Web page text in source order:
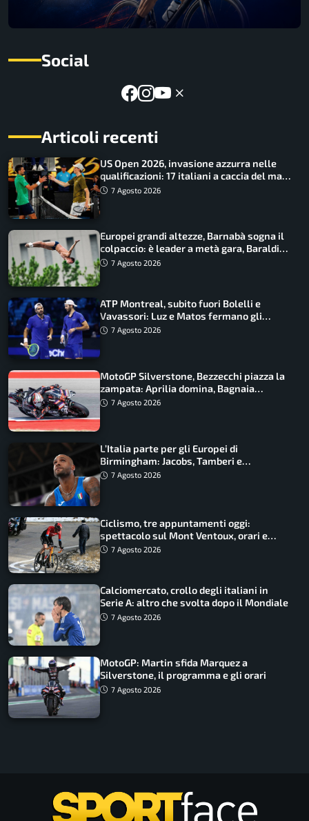
Social
Articoli recenti
US Open 2026, invasione azzurra nelle
qualificazioni: 17 italiani a caccia del main
draw7 Agosto 2026
Europei grandi altezze, Barnabà sogna il
colpaccio: è leader a metà gara, Baraldi
ancora in corsa
7 Agosto 2026
ATP Montreal, subito fuori Bolelli e
Vavassori: Luz e Matos fermano gli
azzurri
7 Agosto 2026
MotoGP Silverstone, Bezzecchi piazza la
zampata: Aprilia domina, Bagnaia
costretto al Q1
7 Agosto 2026
L’Italia parte per gli Europei di
Birmingham: Jacobs, Tamberi e
Battocletti guidano una spedizione
7 Agosto 2026
Ciclismo, tre appuntamenti oggi:
spettacolo sul Mont Ventoux, orari e
come vederli
7 Agosto 2026
Calciomercato, crollo degli italiani in
Serie A: altro che svolta dopo il Mondiale
7 Agosto 2026
MotoGP: Martin sfida Marquez a
Silverstone, il programma e gli orari
7 Agosto 2026